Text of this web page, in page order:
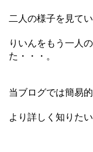
二人の様子を見て
りいんをもう一人
た・・・。
当ブログでは簡易
より詳しく知りた